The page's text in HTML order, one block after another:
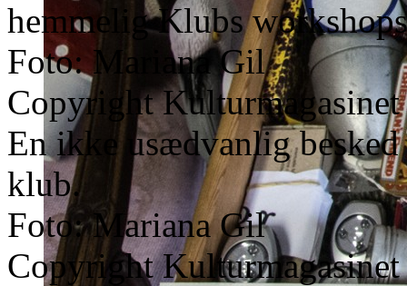
hemmelig Klubs
Foto: Mariana Gil
Copyright
En ikke usædvanlig
klub.
Foto: Mariana Gil
Copyright